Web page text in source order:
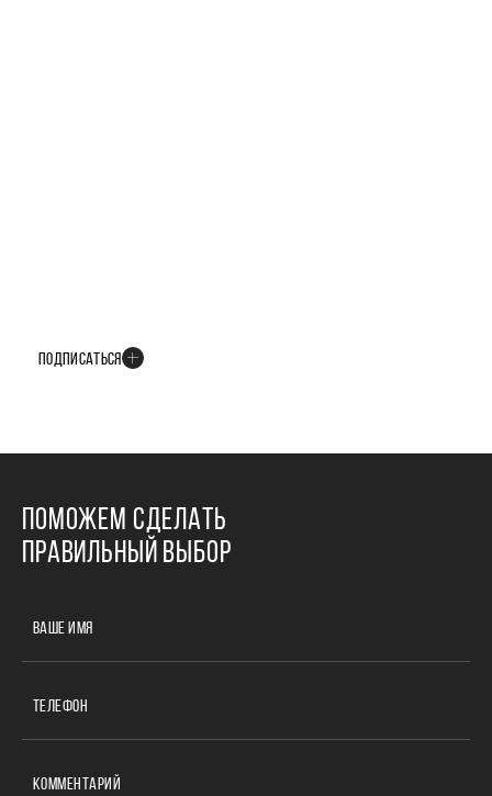
ПОДПИСАТЬСЯ
ПОМОЖЕМ СДЕЛАТЬ
ПРАВИЛЬНЫЙ ВЫБОР
ВАШЕ ИМЯ
ТЕЛЕФОН
КОММЕНТАРИЙ